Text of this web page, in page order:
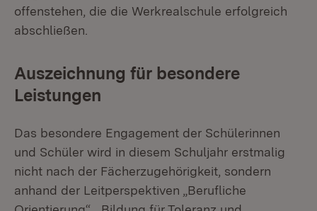
offenstehen, die die Werkrealschule erfolgreich
abschließen.
Auszeichnung für besondere
Leistungen
Das besondere Engagement der Schülerinnen
und Schüler wird in diesem Schuljahr erstmalig
nicht nach der Fächerzugehörigkeit, sondern
anhand der Leitperspektiven „Berufliche